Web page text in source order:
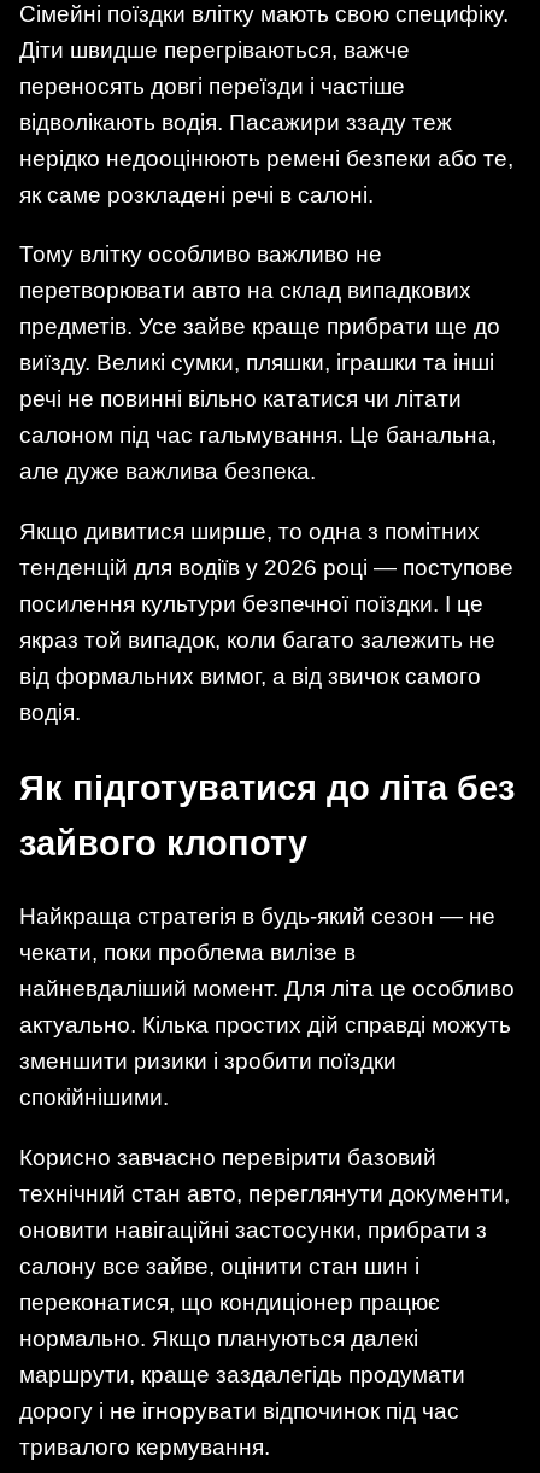
Сімейні поїздки влітку мають свою специфіку.
Діти швидше перегріваються, важче
переносять довгі переїзди і частіше
відволікають водія. Пасажири ззаду теж
нерідко недооцінюють ремені безпеки або те,
як саме розкладені речі в салоні.
Тому влітку особливо важливо не
перетворювати авто на склад випадкових
предметів. Усе зайве краще прибрати ще до
виїзду. Великі сумки, пляшки, іграшки та інші
речі не повинні вільно кататися чи літати
салоном під час гальмування. Це банальна,
але дуже важлива безпека.
Якщо дивитися ширше, то одна з помітних
тенденцій для водіїв у 2026 році — поступове
посилення культури безпечної поїздки. І це
якраз той випадок, коли багато залежить не
від формальних вимог, а від звичок самого
водія.
Як підготуватися до літа без
зайвого клопоту
Найкраща стратегія в будь-який сезон — не
чекати, поки проблема вилізе в
найневдаліший момент. Для літа це особливо
актуально. Кілька простих дій справді можуть
зменшити ризики і зробити поїздки
спокійнішими.
Корисно завчасно перевірити базовий
технічний стан авто, переглянути документи,
оновити навігаційні застосунки, прибрати з
салону все зайве, оцінити стан шин і
переконатися, що кондиціонер працює
нормально. Якщо плануються далекі
маршрути, краще заздалегідь продумати
дорогу і не ігнорувати відпочинок під час
тривалого кермування.